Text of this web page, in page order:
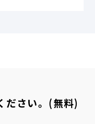
ださい。(無料)